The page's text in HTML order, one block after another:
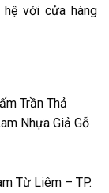
với cửa hàng
Trần Thả
Nhựa Giả Gỗ
Từ Liêm – TP.